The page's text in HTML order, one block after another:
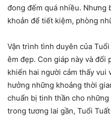
đong đếm quá nhiều. Nhưng
khoản để tiết kiệm, phòng
Vận trình tình duyên của
êm đẹp. Con giáp này và đối
khiến hai người cảm thấy vui
hưởng những khoảng thời
chuẩn bị tinh thần cho
trong tương lai gần, Tuổi